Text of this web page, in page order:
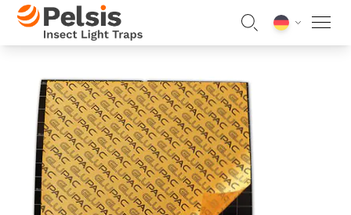
Skip to content
Pelsis Insect Light Traps